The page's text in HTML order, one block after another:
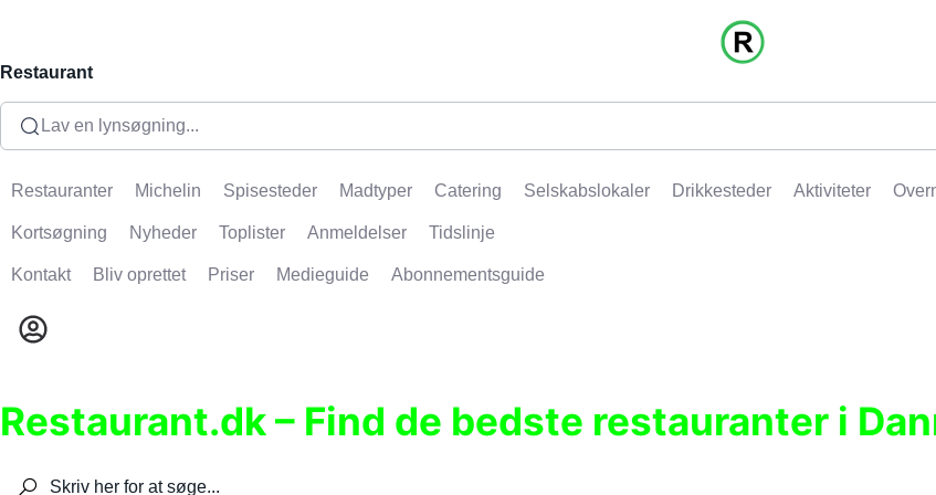
Restaurant
Lav en lynsøgning...
Restauranter Michelin Spisesteder Madtyper Catering Selskabslokaler Drikkesteder Aktiviteter
Kortsøgning Nyheder Toplister Anmeldelser Tidslinje
Kontakt Bliv oprettet Priser Medieguide Abonnementsguide
Restaurant.dk – Find de bedste restauranter i